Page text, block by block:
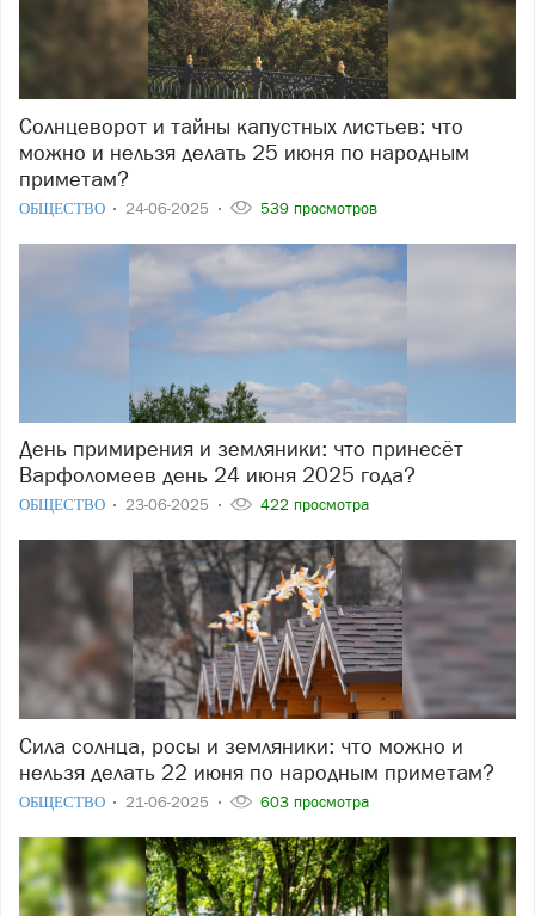
Солнцеворот и тайны капустных листьев: что
можно и нельзя делать 25 июня по народным
приметам?
ОБЩЕСТВО 24-06-2025 539 просмотров
День примирения и земляники: что принесёт
Варфоломеев день 24 июня 2025 года?
ОБЩЕСТВО 23-06-2025 422 просмотра
Сила солнца, росы и земляники: что можно и
нельзя делать 22 июня по народным приметам?
ОБЩЕСТВО 21-06-2025 603 просмотра